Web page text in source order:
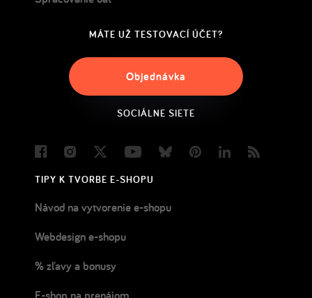
MÁTE UŽ TESTOVACÍ ÚČET?
Objednávka
SOCIÁLNE SIETE
FacebookInstagram
Twitter YoutubeBlueskyPinterestLinkedIn
TIPY K TVORBE E-SHOPU
Návod na vytvorenie e-shopu
Webdesign e-shopu
% zľavy a bonusy